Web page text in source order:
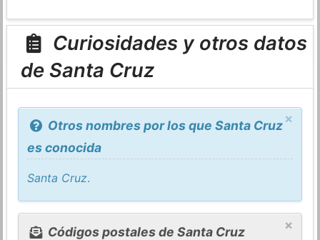
Curiosidades y otros datos
de Santa Cruz
×
Otros nombres por los que Santa Cruz
es conocida
Santa Cruz.
×
Códigos postales de Santa Cruz